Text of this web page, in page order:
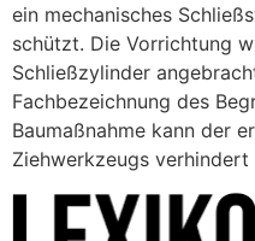
ein mechanisches
schützt. Die Vorrichtung
Schließzylinder
Fachbezeichnung des
Baumaßnahme kann der
Ziehwerkzeugs verhindert